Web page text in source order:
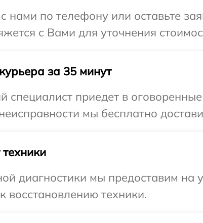
нами по телефону или оставьте
с Вами для уточнения
за 35 минут
специалист приедет в
мы бесплатно
диагностики мы предоставим на
восстановлению техники.